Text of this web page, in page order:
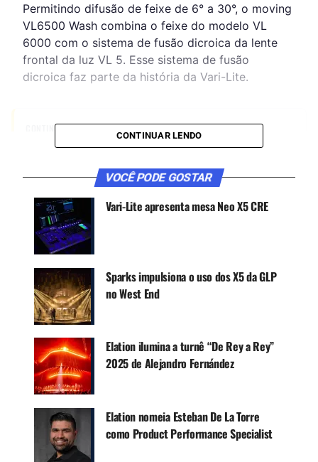
Permitindo difusão de feixe de 6° a 30°, o moving
VL6500 Wash combina o feixe do modelo VL
6000 com o sistema de fusão dicroica da lente
frontal da luz VL 5. Esse sistema de fusão
dicroica faz parte da história da Vari-Lite.
CONTINUE ACOMPANHANDO
Receba novas matérias do Música & Mercado no
WhatsApp e no Google News.
Canal WhatsApp
Este modelo possui uma lâmpada de descarga de
1.500 W e CMY-CTO, utilizando filtro Frost
localizado na parte frontal do moving que dá um
ângulo de 6° a 30°.
Na sua apresentação ao mercado, o moving
VL6500 Wash foi acompanhado pela luz VL10
BeamWash, que contém uma nova lâmpada Philips
25R Platinum de 550 W, redução de feixe mais
CONTINUAR LENDO
VOCÊ PODE GOSTAR
Vari-Lite apresenta mesa Neo X5 CRE
Sparks impulsiona o uso dos X5 da GLP
no West End
Elation ilumina a turnê “De Rey a Rey”
2025 de Alejandro Fernández
Elation nomeia Esteban De La Torre
como Product Performance Specialist